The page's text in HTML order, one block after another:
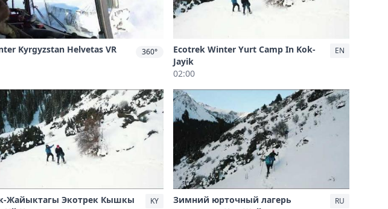
Kyrgyzstan Helvetas VR 360°
Ecotrek Winter Yurt Camp In Kok-
Jayik
02:00
EN
Жайыктагы Экотрек Кышкы
KY
Зимний юрточный лагерь
RU